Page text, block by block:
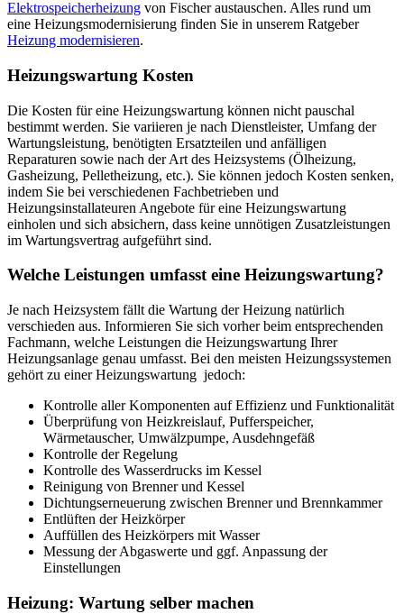
Elektrospeicherheizung von Fischer austauschen. Alles rund um
eine Heizungsmodernisierung finden Sie in unserem Ratgeber
Heizung modernisieren.
Heizungswartung Kosten
Die Kosten für eine Heizungswartung können nicht pauschal
bestimmt werden. Sie variieren je nach Dienstleister, Umfang der
Wartungsleistung, benötigten Ersatzteilen und anfälligen
Reparaturen sowie nach der Art des Heizsystems (Ölheizung,
Gasheizung, Pelletheizung, etc.). Sie können jedoch Kosten senken,
indem Sie bei verschiedenen Fachbetrieben und
Heizungsinstallateuren Angebote für eine Heizungswartung
einholen und sich absichern, dass keine unnötigen Zusatzleistungen
im Wartungsvertrag aufgeführt sind.
Welche Leistungen umfasst eine Heizungswartung?
Je nach Heizsystem fällt die Wartung der Heizung natürlich
verschieden aus. Informieren Sie sich vorher beim entsprechenden
Fachmann, welche Leistungen die Heizungswartung Ihrer
Heizungsanlage genau umfasst. Bei den meisten Heizungssystemen
gehört zu einer Heizungswartung jedoch:
Kontrolle aller Komponenten auf Effizienz und Funktionalität
Überprüfung von Heizkreislauf, Pufferspeicher,
Wärmetauscher, Umwälzpumpe, Ausdehngefäß
Kontrolle der Regelung
Kontrolle des Wasserdrucks im Kessel
Reinigung von Brenner und Kessel
Dichtungserneuerung zwischen Brenner und Brennkammer
Entlüften der Heizkörper
Auffüllen des Heizkörpers mit Wasser
Messung der Abgaswerte und ggf. Anpassung der
Einstellungen
Heizung: Wartung selber machen